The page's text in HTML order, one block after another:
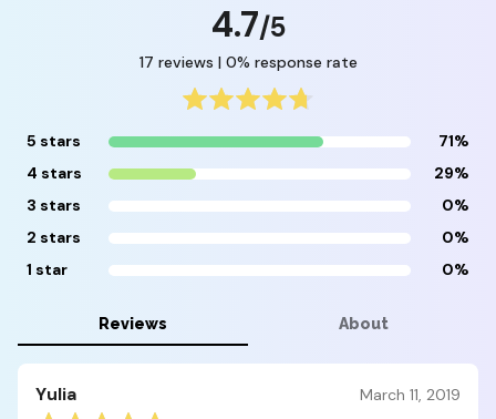
4.7/5
17 reviews | 0% response rate
5 stars
71%
4 stars
29%
3 stars
0%
2 stars
0%
1 star
0%
Reviews About
Yulia March 11, 2019